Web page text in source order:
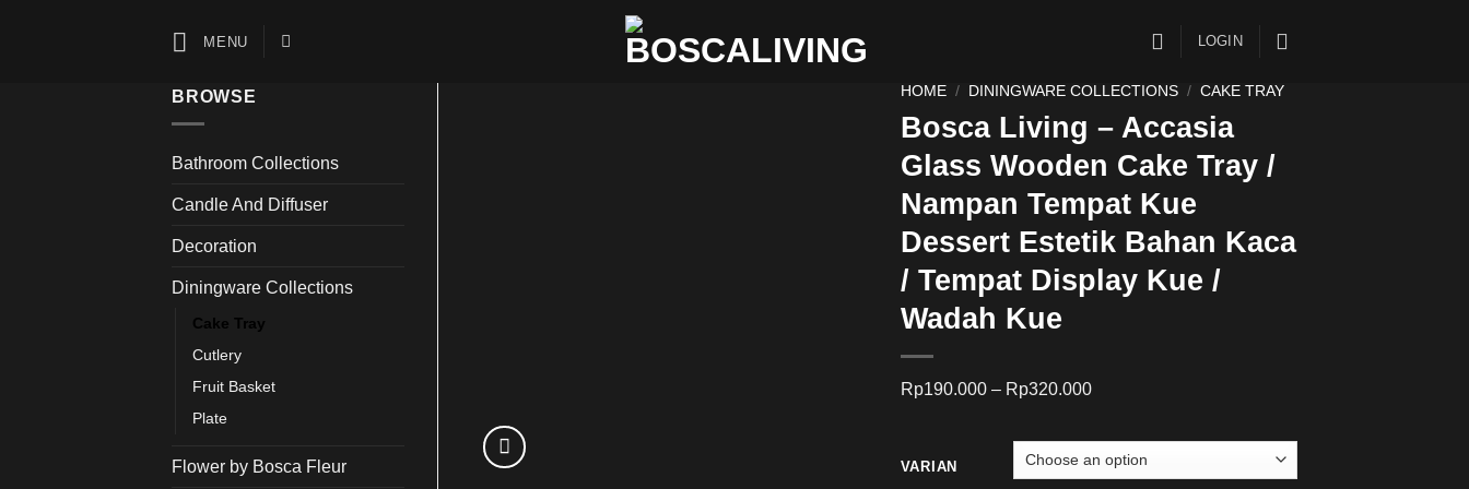
MENU LOGIN
BROWSE
Bathroom Collections
Candle And Diffuser
Decoration
Diningware Collections
Cake Tray
Cutlery
Fruit Basket
Plate
Flower by Bosca Fleur
HOME / DININGWARE COLLECTIONS / CAKE TRAY
Bosca Living – Accasia
Glass Wooden Cake Tray /
Nampan Tempat Kue
Dessert Estetik Bahan Kaca
/ Tempat Display Kue /
Wadah Kue
Rp190.000– Rp320.000
VARIAN